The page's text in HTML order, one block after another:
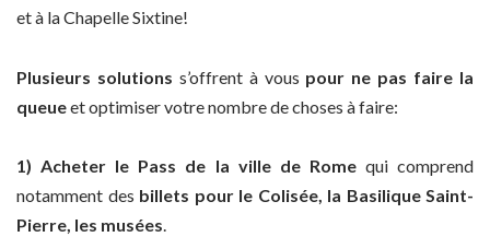
et à la Chapelle Sixtine!
Plusieurs solutions s’offrent à vous pour ne pas faire la
queueet optimiser votre nombre de choses à faire:
1) Acheter le Pass de la ville de Romequi comprend
notamment des billets pour le Colisée, la Basilique Saint-
Pierre, les musées.